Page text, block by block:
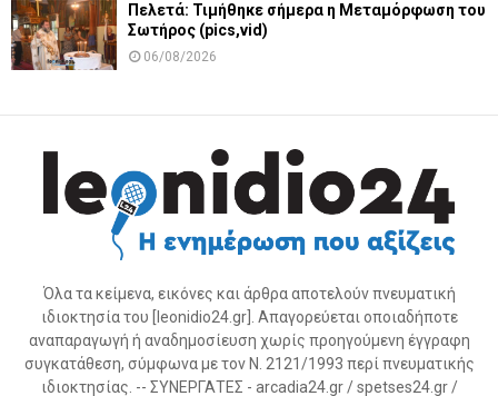
Πελετά: Τιμήθηκε σήμερα η Μεταμόρφωση του
Σωτήρος (pics,vid)
06/08/2026
Όλα τα κείμενα, εικόνες και άρθρα αποτελούν πνευματική
ιδιοκτησία του [leonidio24.gr]. Απαγορεύεται οποιαδήποτε
αναπαραγωγή ή αναδημοσίευση χωρίς προηγούμενη έγγραφη
συγκατάθεση, σύμφωνα με τον Ν. 2121/1993 περί πνευματικής
ιδιοκτησίας. -- ΣΥΝΕΡΓΑΤΕΣ - arcadia24.gr / spetses24.gr /